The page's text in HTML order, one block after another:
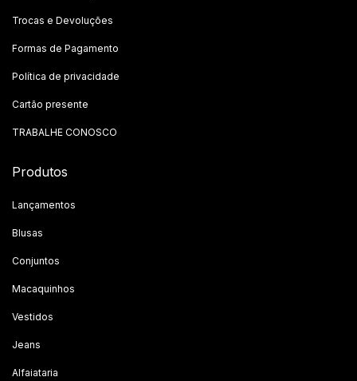
Trocas e Devoluções
Formas de Pagamento
Política de privacidade
Cartão presente
TRABALHE CONOSCO
Produtos
Lançamentos
Blusas
Conjuntos
Macaquinhos
Vestidos
Jeans
Alfaiataria